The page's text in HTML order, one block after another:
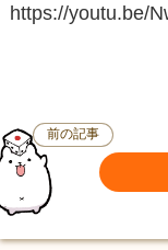
https://youtu.be/
前の記事